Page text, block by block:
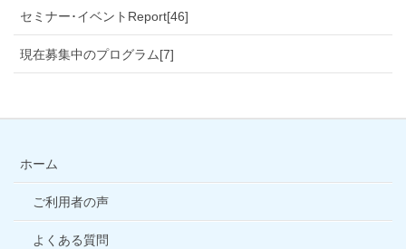
セミナー･イベントReport[46]
現在募集中のプログラム[7]
ホーム
ご利用者の声
よくある質問